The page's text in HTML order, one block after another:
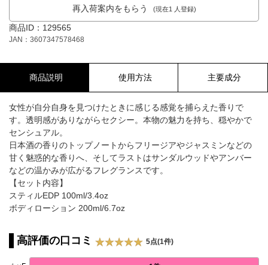
再入荷案内をもらう (現在1 人登録)
商品ID：129565
JAN：3607347578468
商品説明 使用方法 主要成分
女性が自分自身を見つけたときに感じる感覚を捕らえた香りで
す。透明感がありながらセクシー。本物の魅力を持ち、穏やかで
センシュアル。
日本酒の香りのトップノートからフリージアやジャスミンなどの
甘く魅惑的な香りへ、そしてラストはサンダルウッドやアンバー
などの温かみが広がるフレグランスです。
【セット内容】
スティルEDP 100ml/3.4oz
ボディローション 200ml/6.7oz
高評価の口コミ 5点(1件)